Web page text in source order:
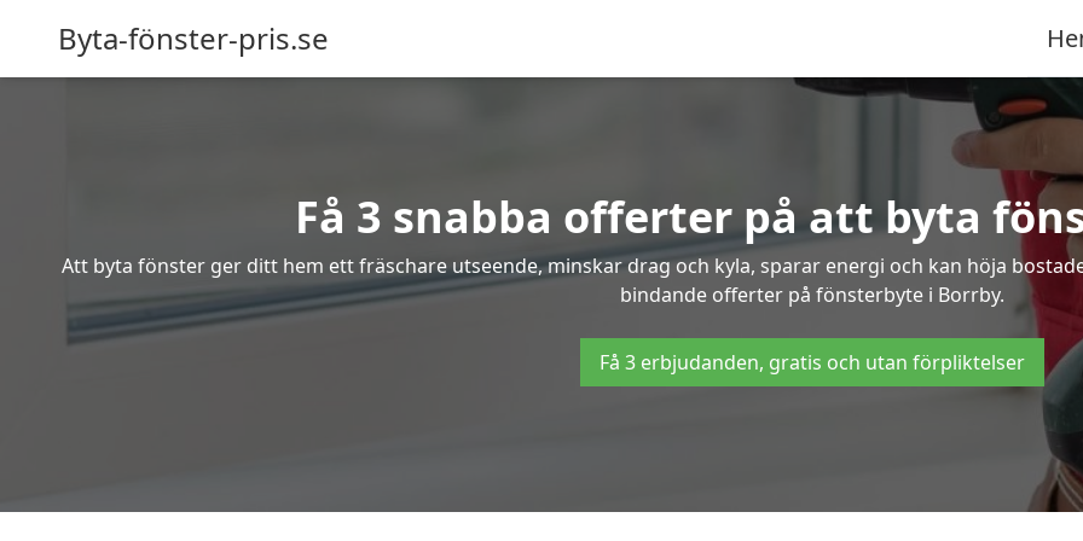
Byta-fönster-pris.se
Få 3 snabba offerter på att byta
Att byta fönster ger ditt hem ett fräschare utseende, minskar drag och kyla, sparar energi och kan höja
bindande offerter på fönsterbyte i Borrby.
Få 3 erbjudanden, gratis och utan förpliktelser